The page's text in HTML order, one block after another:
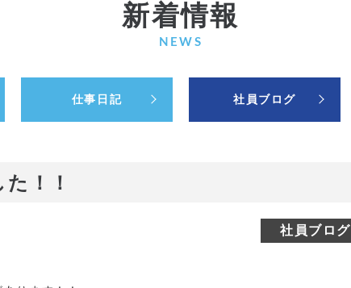
新着情報
NEWS
仕事日記 社員ブログ
！！
社員ブログ